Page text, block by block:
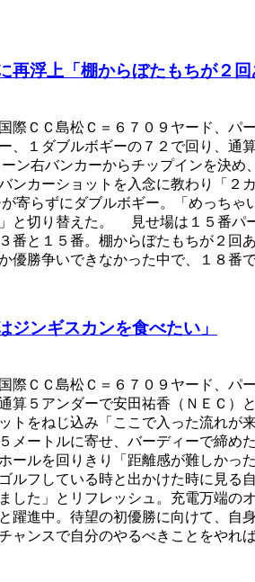
浮上「棚からぼたもちが２回
ＣＣ島松Ｃ＝６７０９ヤード、パ
、１ダブルボギーの７２で回り、
右バンカーからチップインを決め
カーショットを入念に教わり「２
らずにダブルボギー。「めっちゃ
と切り替えた。 見せ場は１５番パ
番と１５番。棚からぼたもちが２
勝争いできなかった中で、１８番
ジンギスカンを食べたい」
ＣＣ島松Ｃ＝６７０９ヤード、パ
算５アンダーで安田祐香（ＮＥＣ
をねじ込み「ここで入った流れが
メートルに寄せ、バーディーで締
ールを回りきり「距離感が難しか
フしている時と出かけた時に見る
した」とリフレッシュ。充電万端
進中。待望の初優勝に向けて、自
ンスで自分のやるべきことをやれ